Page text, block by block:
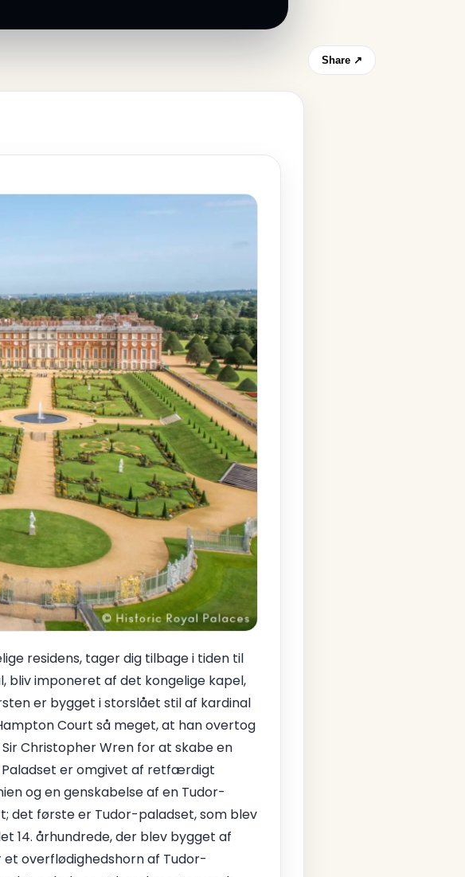
Share ↗
residens, tager dig tilbage i tiden til
bliv imponeret af det kongelige kapel,
er bygget i storslået stil af kardinal
Court så meget, at han overtog
Christopher Wren for at skabe en
Paladset er omgivet af retfærdigt
og en genskabelse af en Tudor-
det første er Tudor-paladset, som blev
14. århundrede, der blev bygget af
overflødighedshorn af Tudor-